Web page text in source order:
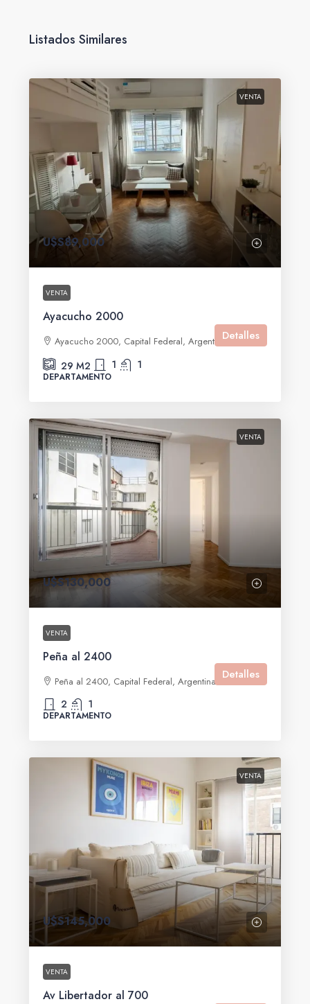
Listados Similares
VENTA
U$S89,000
VENTA
Ayacucho 2000
Ayacucho 2000, Capital Federal, Argentina
29 M2 1 1
DEPARTAMENTO
Detalles
VENTA
U$S130,000
VENTA
Peña al 2400
Peña al 2400, Capital Federal, Argentina
2 1
DEPARTAMENTO
Detalles
VENTA
U$S145,000
VENTA
Av Libertador al 700